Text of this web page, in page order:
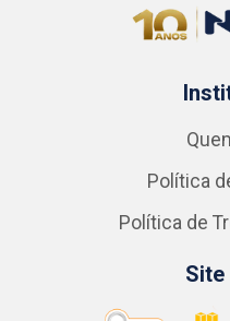
Política
Política de
Site